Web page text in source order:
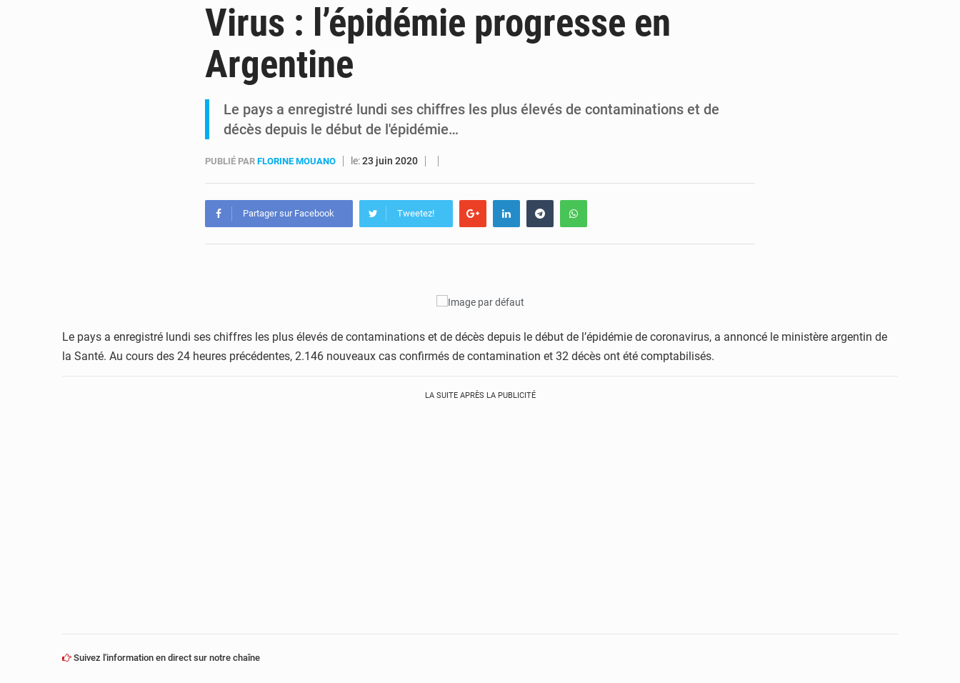
5 août 2026 RDC : Après sa rencontre avec Tshisekedi, le CEFOCK annonce une offensive diplomatique pour la reconnaissance du GENOCOST dès la rentrée parlementaire en France
4 août 2026
Virus : l’épidémie progresse en
Argentine
Le pays a enregistré lundi ses chiffres les plus élevés de contaminations et de
décès depuis le début de l'épidémie…
PUBLIÉ PAR FLORINE MOUANO le:23 juin 2020
Partager sur Facebook Tweetez!
Le pays a enregistré lundi ses chiffres les plus élevés de contaminations et de décès depuis le début de l’épidémie de coronavirus, a annoncé le ministère argentin de
la Santé. Au cours des 24 heures précédentes, 2.146 nouveaux cas confirmés de contamination et 32 décès ont été comptabilisés.
LA SUITE APRÈS LA PUBLICITÉ
Suivez l'information en direct sur notre chaîne